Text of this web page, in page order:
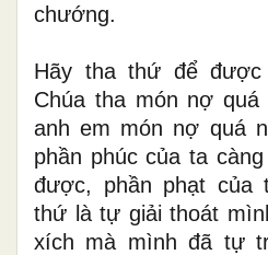
chướng.
Hãy tha thứ để
Chúa tha món nợ
anh em món nợ quá
phần phúc của ta
được, phần phạt của
thứ là tự giải thoát
xích mà mình đã tự